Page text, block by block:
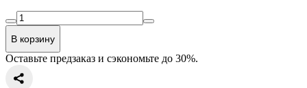
В корзину
Оставьте предзаказ и сэкономьте до 30%.